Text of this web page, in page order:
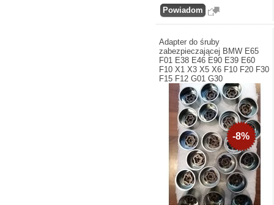
Adapter do śruby
zabezpieczającej BMW E65
F01 E38 E46 E90 E39 E60
F10 X1 X3 X5 X6 F10 F20 F30
F15 F12 G01 G30
-8%